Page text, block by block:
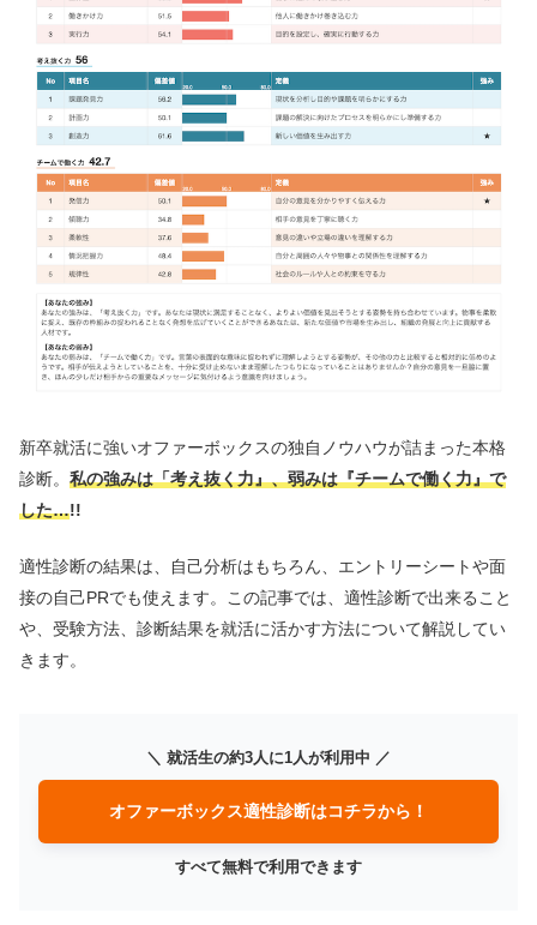
新卒就活に強いオファーボックスの独自ノウハウが詰まった本格
診断。 私の強みは「考え抜く力』、弱みは『チームで働く力』で
した…!!
適性診断の結果は、自己分析はもちろん、エントリーシートや面
接の自己PRでも使えます。この記事では、適性診断で出来ること
や、受験方法、診断結果を就活に活かす方法について解説してい
きます。
＼ 就活生の約3人に1人が利用中 ／
オファーボックス適性診断はコチラから！
すべて無料で利用できます